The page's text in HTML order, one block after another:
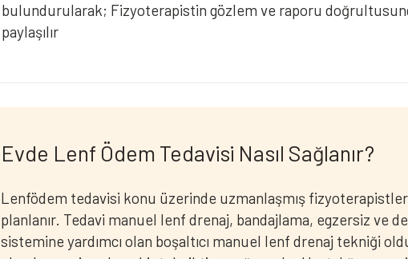
bulundurularak; Fizyoterapistin gözlem ve raporu
paylaşılır
Evde Lenf Ödem Tedavisi Nasıl Sağlanır?
Lenfödem tedavisi konu üzerinde uzmanlaşmış
planlanır. Tedavi manuel lenf drenaj, bandajlama, egzersiz ve
sistemine yardımcı olan boşaltıcı manuel lenf drenaj tekniği